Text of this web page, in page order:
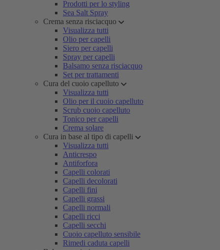
Prodotti per lo styling
Sea Salt Spray
Crema senza risciacquo
Visualizza tutti
Olio per capelli
Siero per capelli
Spray per capelli
Balsamo senza risciacquo
Set per trattamenti
Cura del cuoio capelluto
Visualizza tutti
Olio per il cuoio capelluto
Scrub cuoio capelluto
Tonico per capelli
Crema solare
Cura in base al tipo di capelli
Visualizza tutti
Anticrespo
Antiforfora
Capelli colorati
Capelli decolorati
Capelli fini
Capelli grassi
Capelli normali
Capelli ricci
Capelli secchi
Cuoio capelluto sensibile
Rimedi caduta capelli